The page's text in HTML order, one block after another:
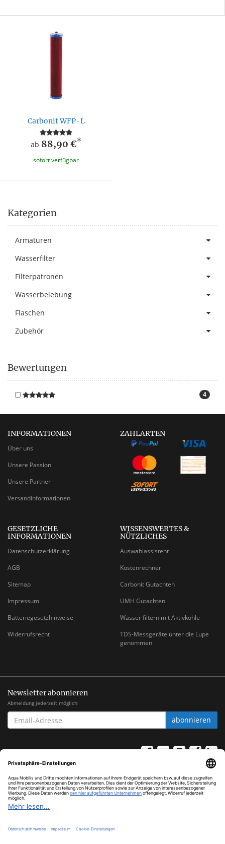
Carbonit WFP-L
ab 88,90 €*
sofort verfügbar
Kategorien
Armaturen
Wasserfilter
Filterpatronen
Wasserbelebung
Flaschen
Zubehör
Bewertungen
4
INFORMATIONEN
Über uns
Unsere Passion
Unsere Partner
Versandinformationen
ZAHLARTEN
GESETZLICHE
INFORMATIONEN
Datenschutzerklärung
AGB
Sitemap
Impressum
Batteriegesetzhinweise
Widerrufsrecht
WISSENSWERTES &
NÜTZLICHES
Auswahlassistent
Kostenrechner
Carbonit Gutachten
UMH Gutachten
Wasser filtern mit Aktivkohle
TDS-Messgeräte unter die Lupe
genommen
Newsletter abonnieren
Abmeldung jederzeit möglich
EMAIL-
ADRESSE
abonnieren
*Alle Preise inkl. gesetzlicher USt., zzgl.Versand